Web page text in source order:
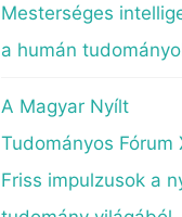
Mesterséges
a humán
A Magyar Nyílt
Tudományos Fórum
Friss impulzusok a